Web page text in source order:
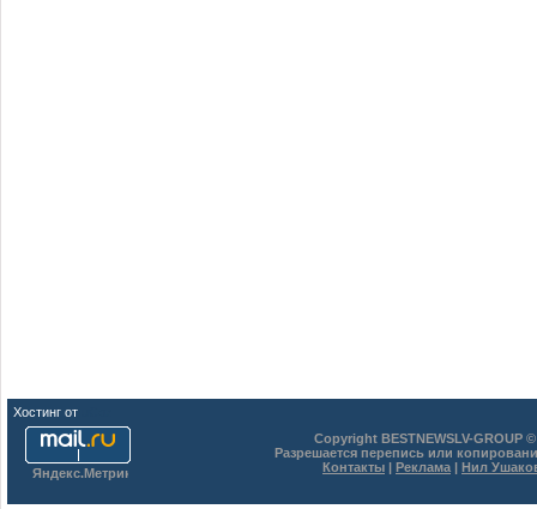
Хостинг от
Copyright BESTNEWSLV-GROUP
Разрешается перепись или
Контакты | Реклама | Нил